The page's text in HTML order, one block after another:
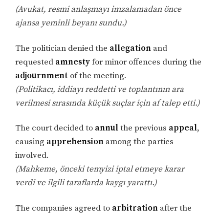
(Avukat, resmi anlaşmayı imzalamadan önce
ajansa yeminli beyanı sundu.)
The politician denied the allegation and
requested amnestyfor minor offences during the
adjournment of the meeting.
(Politikacı, iddiayı reddetti ve toplantının ara
verilmesi sırasında küçük suçlar için af talep etti.)
The court decided to annulthe previous appeal,
causing apprehension among the parties
involved.
(Mahkeme, önceki temyizi iptal etmeye karar
verdi ve ilgili taraflarda kaygı yarattı.)
The companies agreed to arbitration after the